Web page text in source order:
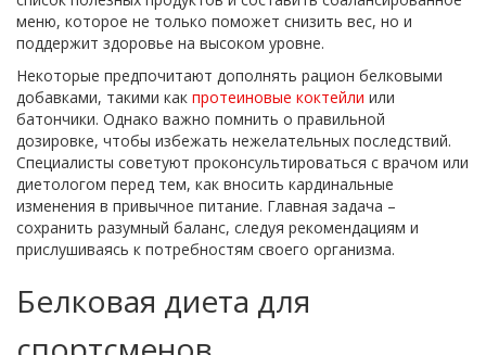
меню, которое не только поможет снизить вес, но и
поддержит здоровье на высоком уровне.
Некоторые предпочитают дополнять рацион белковыми
добавками, такими как протеиновые коктейли или
батончики. Однако важно помнить о правильной
дозировке, чтобы избежать нежелательных последствий.
Специалисты советуют проконсультироваться с врачом или
диетологом перед тем, как вносить кардинальные
изменения в привычное питание. Главная задача –
сохранить разумный баланс, следуя рекомендациям и
прислушиваясь к потребностям своего организма.
Белковая диета для